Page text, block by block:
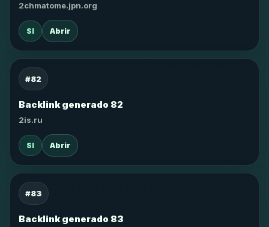
2chmatome.jpn.org
SI Abrir
#82
Backlink generado 82
2is.ru
SI Abrir
#83
Backlink generado 83